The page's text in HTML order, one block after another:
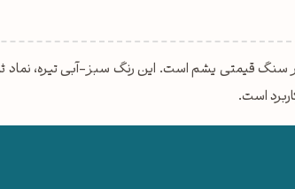
یشمی 116979، یادآور سنگ قیمتی یشم است. این رنگ سبز-آبی
است.